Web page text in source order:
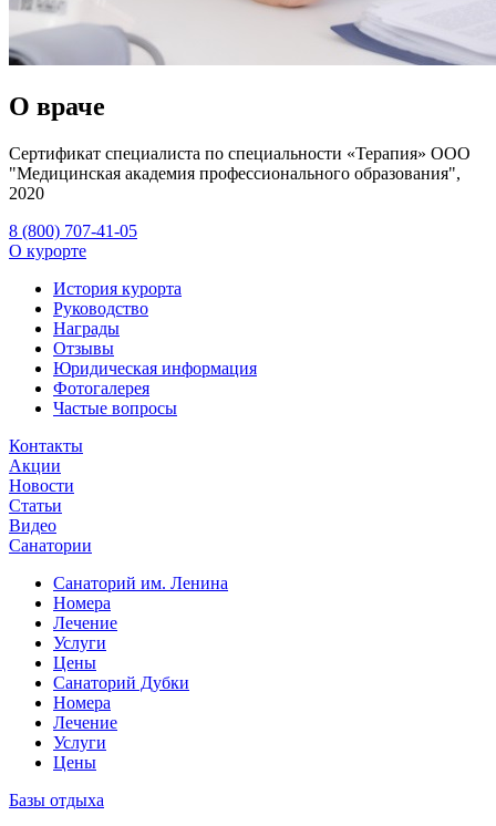
О враче
Сертификат специалиста по специальности «Терапия» ООО
"Медицинская академия профессионального образования",
2020
8 (800) 707-41-05
О курорте
История курорта
Руководство
Награды
Отзывы
Юридическая информация
Фотогалерея
Частые вопросы
Контакты
Акции
Новости
Статьи
Видео
Санатории
Санаторий им. Ленина
Номера
Лечение
Услуги
Цены
Санаторий Дубки
Номера
Лечение
Услуги
Цены
Базы отдыха